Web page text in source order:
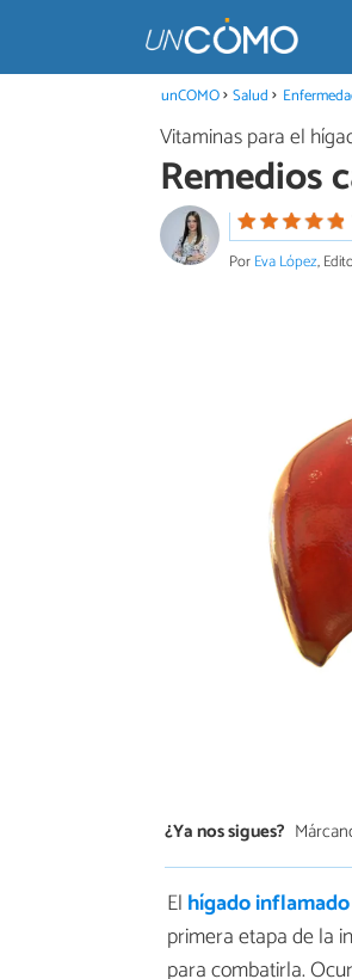
unCOMO Salud
Vitaminas para el
Remedios
PorEva López,
¿Ya nos sigues?
El hígado inflamado
primera etapa de la
para combatirla.